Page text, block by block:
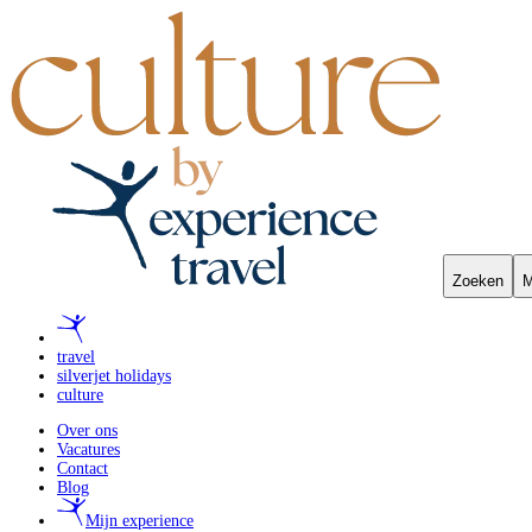
Zoeken
travel
silverjet holidays
culture
Over ons
Vacatures
Contact
Blog
Mijn experience